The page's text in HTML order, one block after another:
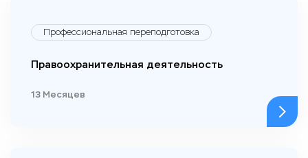
Профессиональная переподготовка
Правоохранительная деятельность
13 Месяцев